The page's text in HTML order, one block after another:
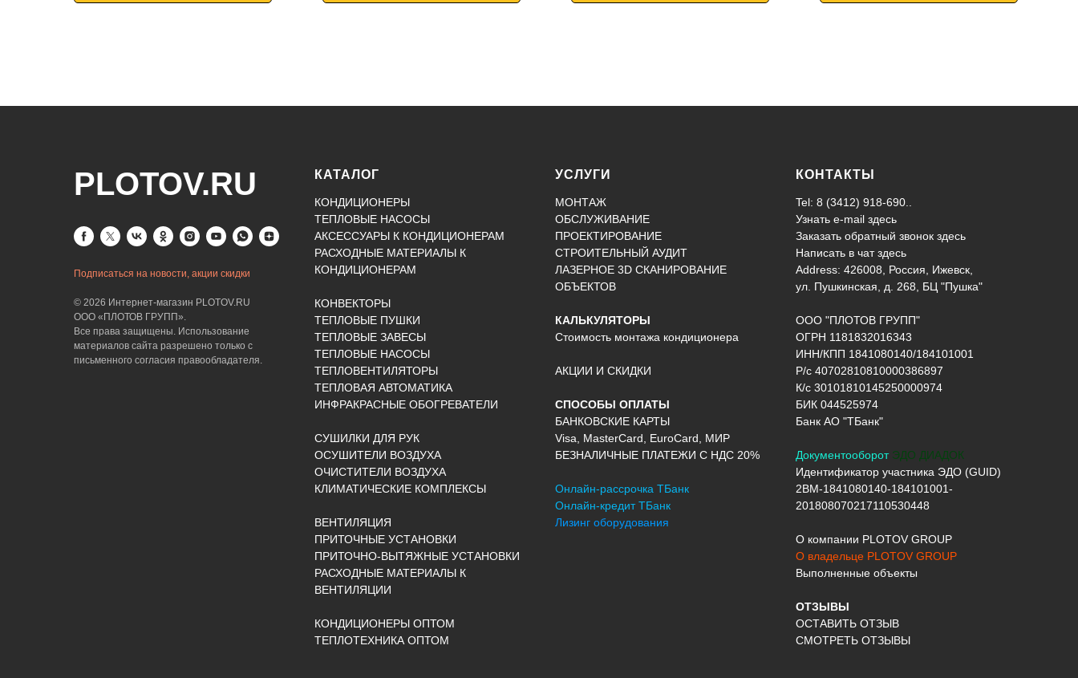
PLOTOV.RU
Подписаться на новости, акции скидки
© 2026 Интернет-магазин PLOTOV.RU
ООО «ПЛОТОВ ГРУПП».
Все права защищены. Использование
материалов сайта разрешено только с
письменного согласия правообладателя.
КАТАЛОГ
КОНДИЦИОНЕРЫ
ТЕПЛОВЫЕ НАСОСЫ
АКСЕССУАРЫ К КОНДИЦИОНЕРАМ
РАСХОДНЫЕ МАТЕРИАЛЫ К
КОНДИЦИОНЕРАМ
КОНВЕКТОРЫ
ТЕПЛОВЫЕ ПУШКИ
ТЕПЛОВЫЕ ЗАВЕСЫ
ТЕПЛОВЫЕ НАСОСЫ
ТЕПЛОВЕНТИЛЯТОРЫ
ТЕПЛОВАЯ АВТОМАТИКА
ИНФРАКРАСНЫЕ ОБОГРЕВАТЕЛИ
СУШИЛКИ ДЛЯ РУК
ОСУШИТЕЛИ ВОЗДУХА
ОЧИСТИТЕЛИ ВОЗДУХА
КЛИМАТИЧЕСКИЕ КОМПЛЕКСЫ
ВЕНТИЛЯЦИЯ
ПРИТОЧНЫЕ УСТАНОВКИ
ПРИТОЧНО-ВЫТЯЖНЫЕ УСТАНОВКИ
РАСХОДНЫЕ МАТЕРИАЛЫ К
ВЕНТИЛЯЦИИ
КОНДИЦИОНЕРЫ ОПТОМ
ТЕПЛОТЕХНИКА ОПТОМ
УСЛУГИ
МОНТАЖ
ОБСЛУЖИВАНИЕ
ПРОЕКТИРОВАНИЕ
СТРОИТЕЛЬНЫЙ АУДИТ
ЛАЗЕРНОЕ 3D СКАНИРОВАНИЕ
ОБЪЕКТОВ
КАЛЬКУЛЯТОРЫ
Стоимость монтажа кондиционера
АКЦИИ И СКИДКИ
СПОСОБЫ ОПЛАТЫ
БАНКОВСКИЕ КАРТЫ
Visa, MasterCard, EuroCard, МИР
БЕЗНАЛИЧНЫЕ ПЛАТЕЖИ С НДС 20%
Онлайн-рассрочка ТБанк
Онлайн-кредит ТБанк
Лизинг оборудования
КОНТАКТЫ
Tel: 8 (3412) 918-690..
Узнать e-mail здесь
Заказать обратный звонок здесь
Написать в чатздесь
Address: 426008, Россия, Ижевск,
ул. Пушкинская, д. 268, БЦ "Пушка"
ООО "ПЛОТОВ ГРУПП"
ОГРН 1181832016343
ИНН/КПП 1841080140/184101001
Р/с 40702810810000386897
К/с 30101810145250000974
БИК 044525974
Банк АО "ТБанк"
Документооборот ЭДО ДИАДОК
Идентификатор участника ЭДО (GUID)
2BM-1841080140-184101001-
201808070217110530448
О компании PLOTOV GROUP
О владельце PLOTOV GROUP
Выполненные объекты
ОТЗЫВЫ
ОСТАВИТЬ ОТЗЫВ
СМОТРЕТЬ ОТЗЫВЫ